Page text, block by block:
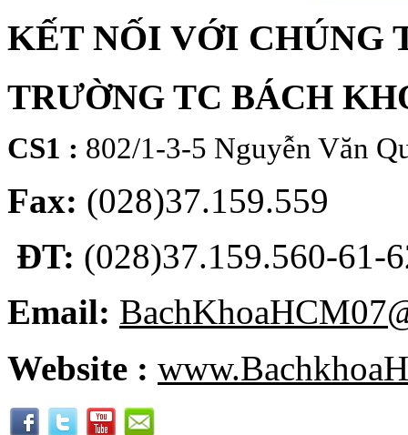
KẾT NỐI VỚI CHÚNG
TRƯỜNG TC BÁCH
CS1 : 802/1-3-5 Nguyễn Văn
Fax: (028)37.159.559
ĐT: (028)37.159.560-61-
Email:
Website :